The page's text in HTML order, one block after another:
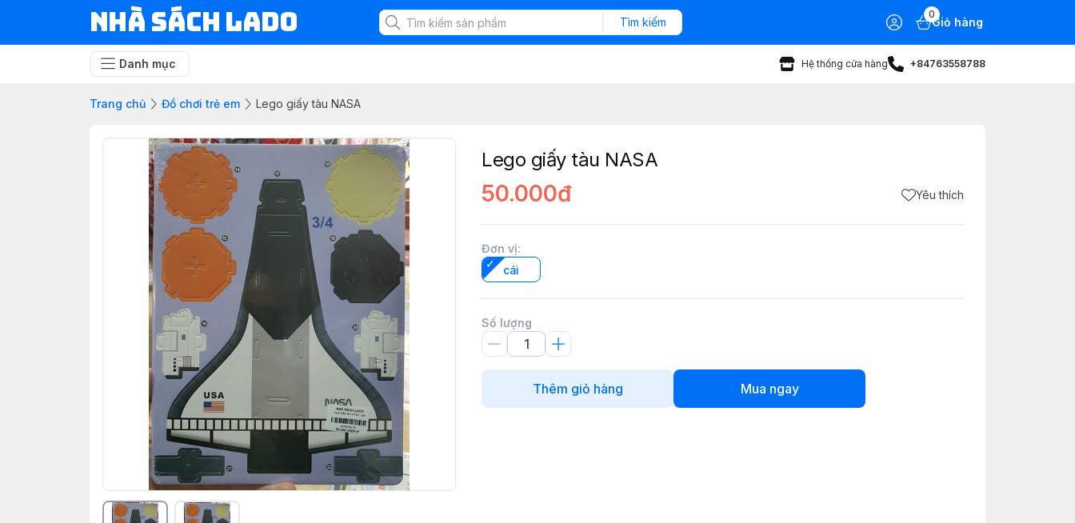
NHÀ SÁCH LADO Tìm kiếm
0
Giỏ hàng
Danh mục Hệ thống cửa hàng +84763558788
Trang chủ Đồ chơi trẻ em Lego giấy tàu NASA
Lego giấy tàu NASA
50.000đ Yêu thích
Đơn vị:
cái
Số lượng
Thêm giỏ hàng Mua ngay